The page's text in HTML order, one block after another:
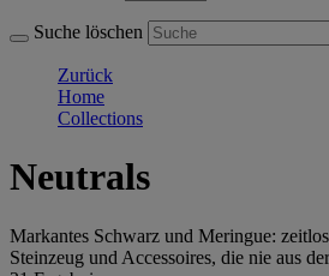
Suche löschen
Zurück
Home
Collections
Neutrals
Markantes Schwarz und Meringue:
Steinzeug und Accessoires, die nie aus